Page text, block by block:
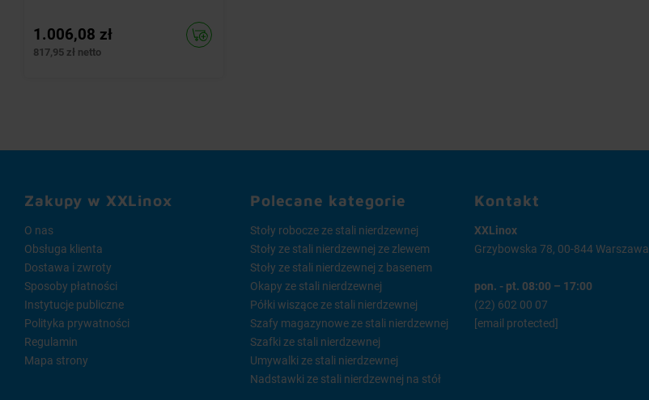
1.006,08 zł
817,95 zł netto
Zakupy w XXLinox
O nas
Obsługa klienta
Dostawa i zwroty
Sposoby płatności
Instytucje publiczne
Polityka prywatności
Regulamin
Mapa strony
Polecane kategorie
Stoły robocze ze stali nierdzewnej
Stoły ze stali nierdzewnej ze zlewem
Stoły ze stali nierdzewnej z basenem
Okapy ze stali nierdzewnej
Półki wiszące ze stali nierdzewnej
Szafy magazynowe ze stali nierdzewnej
Szafki ze stali nierdzewnej
Umywalki ze stali nierdzewnej
Nadstawki ze stali nierdzewnej na stół
Kontakt
XXLinox
Grzybowska 78, 00-844 Warszawa
pon. - pt. 08:00 – 17:00
(22) 602 00 07
[email protected]